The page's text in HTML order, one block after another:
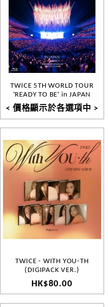
TWICE 5TH WORLD TOUR
'READY TO BE' in JAPAN
< 價格顯示於各選項中 >
TWICE - WITH YOU-TH
(DIGIPACK VER.)
HK$80.00